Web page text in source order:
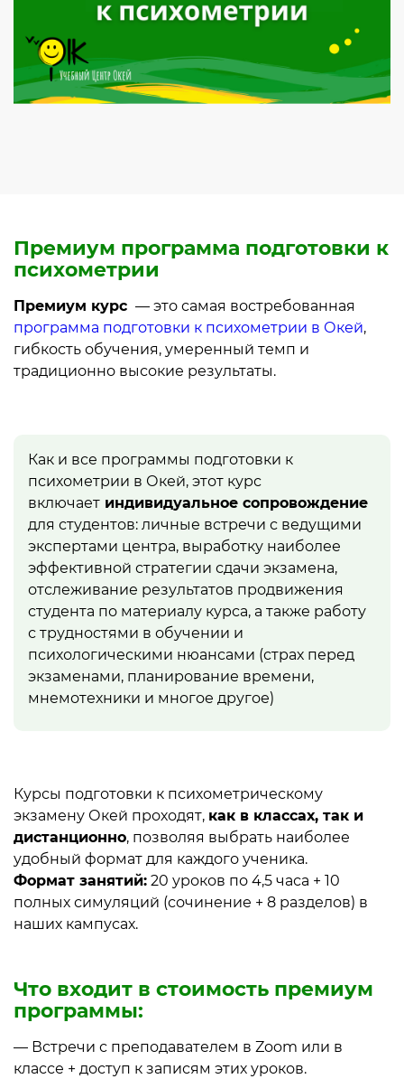
Премиум программа подготовки к
психометрии
Премиум курс — это самая востребованная
программа подготовки к психометрии в Окей,
гибкость обучения, умеренный темп и
традиционно высокие результаты.
Как и все программы подготовки к
психометрии в Окей, этот курс
включает индивидуальное сопровождение
для студентов: личные встречи с ведущими
экспертами центра, выработку наиболее
эффективной стратегии сдачи экзамена,
отслеживание результатов продвижения
студента по материалу курса, а также работу
с трудностями в обучении и
психологическими нюансами (страх перед
экзаменами, планирование времени,
мнемотехники и многое другое)
Курсы подготовки к психометрическому
экзамену Окей проходят, как в классах, так и
дистанционно, позволяя выбрать наиболее
удобный формат для каждого ученика.
Формат занятий: 20 уроков по 4,5 часа + 10
полных симуляций (сочинение + 8 разделов) в
наших кампусах.
Что входит в стоимость премиум
программы:
— Встречи с преподавателем в Zoom или в
классе + доступ к записям этих уроков.